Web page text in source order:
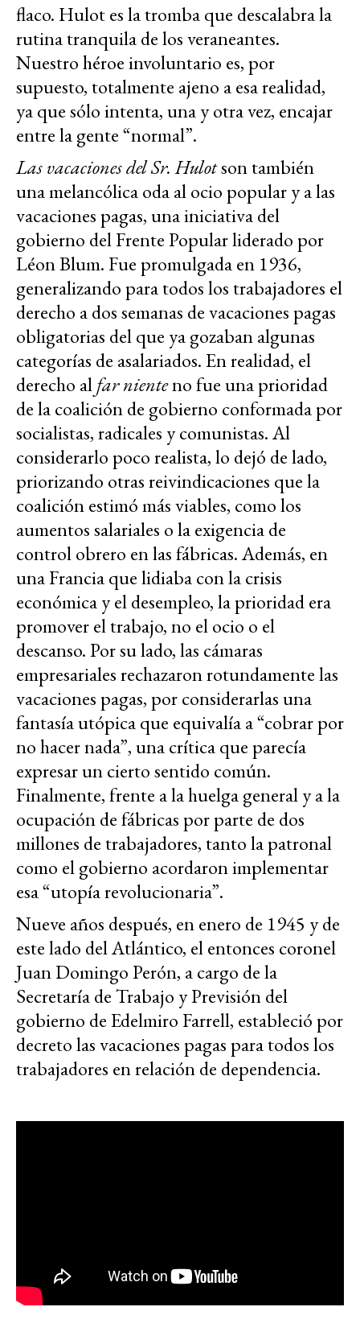
flaco. Hulot es la tromba que descalabra la
rutina tranquila de los veraneantes.
Nuestro héroe involuntario es, por
supuesto, totalmente ajeno a esa realidad,
ya que sólo intenta, una y otra vez, encajar
entre la gente “normal”.
Las vacaciones del Sr. Hulotson también
una melancólica oda al ocio popular y a las
vacaciones pagas, una iniciativa del
gobierno del Frente Popular liderado por
Léon Blum. Fue promulgada en 1936,
generalizando para todos los trabajadores el
derecho a dos semanas de vacaciones pagas
obligatorias del que ya gozaban algunas
categorías de asalariados. En realidad, el
derecho alfar nienteno fue una prioridad
de la coalición de gobierno conformada por
socialistas, radicales y comunistas. Al
considerarlo poco realista, lo dejó de lado,
priorizando otras reivindicaciones que la
coalición estimó más viables, como los
aumentos salariales o la exigencia de
control obrero en las fábricas. Además, en
una Francia que lidiaba con la crisis
económica y el desempleo, la prioridad era
promover el trabajo, no el ocio o el
descanso. Por su lado, las cámaras
empresariales rechazaron rotundamente las
vacaciones pagas, por considerarlas una
fantasía utópica que equivalía a “cobrar por
no hacer nada”, una crítica que parecía
expresar un cierto sentido común.
Finalmente, frente a la huelga general y a la
ocupación de fábricas por parte de dos
millones de trabajadores, tanto la patronal
como el gobierno acordaron implementar
esa “utopía revolucionaria”.
Nueve años después, en enero de 1945 y de
este lado del Atlántico, el entonces coronel
Juan Domingo Perón, a cargo de la
Secretaría de Trabajo y Previsión del
gobierno de Edelmiro Farrell, estableció por
decreto las vacaciones pagas para todos los
trabajadores en relación de dependencia.